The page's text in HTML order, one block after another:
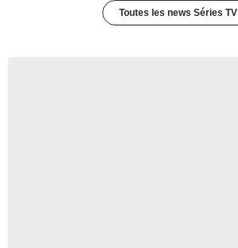
Toutes les news Séries TV